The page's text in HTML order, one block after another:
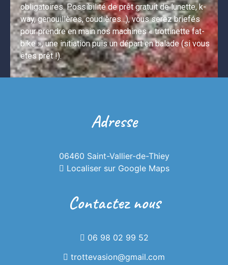
Randonner en
trottinette
électrique
obligatoires. Possibilité de prêt gratuit de lunette, k-
way, genouillères, coudières...), vous serez briefés
pour prendre en main nos machines « trottinette fat-
bike », une initiation puis un départ en balade (si vous
êtes prêt !).
Adresse
06460 Saint-Vallier-de-Thiey
Localiser sur Google Maps
Contactez nous
06 98 02 99 52
trottevasion@gmail.com